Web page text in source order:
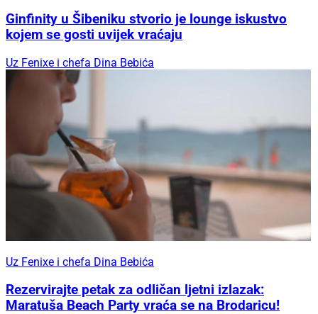
Ginfinity u Šibeniku stvorio je lounge iskustvo
kojem se gosti uvijek vraćaju
Uz Fenixe i chefa Dina Bebića
Uz Fenixe i chefa Dina Bebića
Rezervirajte petak za odličan ljetni izlazak:
Maratuša Beach Party vraća se na Brodaricu!